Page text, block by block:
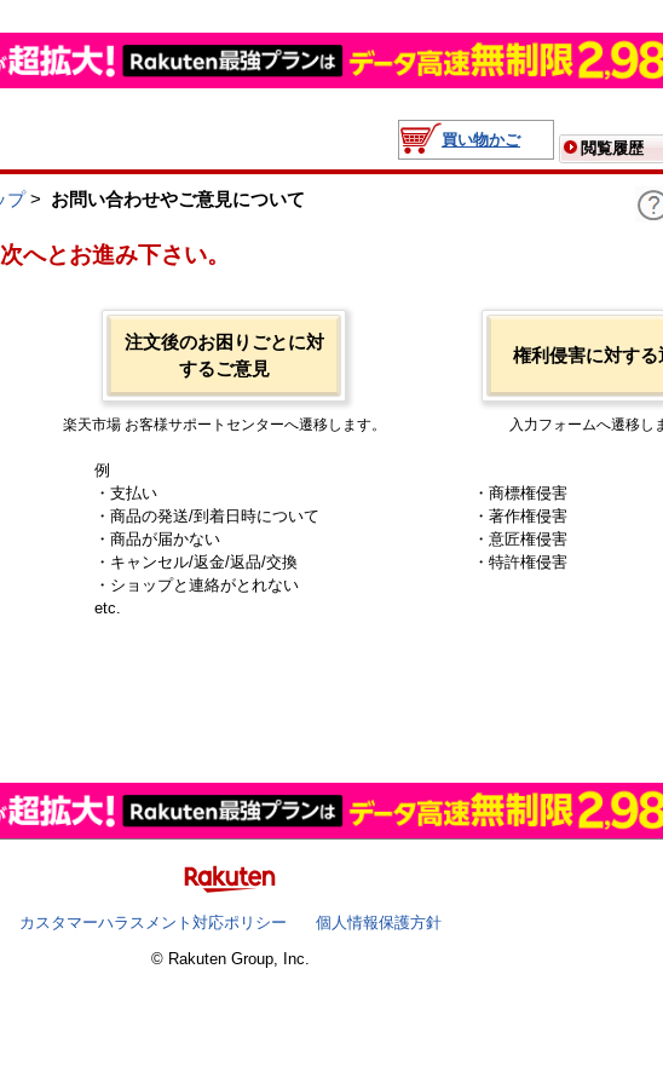
買い物かご
閲覧履歴
プ> お問い合わせやご意見について
へとお進み下さい。
注文後のお困りごとに対
するご意見
楽天市場 お客様サポートセンターへ遷移します。
例
・支払い
・商品の発送/到着日時について
・商品が届かない
・キャンセル/返金/返品/交換
・ショップと連絡がとれない
etc.
権利侵害に対する
入力フォームへ遷移し
・商標権侵害
・著作権侵害
・意匠権侵害
・特許権侵害
カスタマーハラスメント対応ポリシー
個人情報保護方針
© Rakuten Group, Inc.